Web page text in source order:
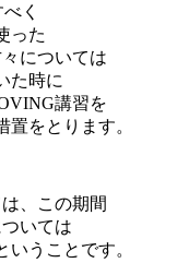
く
った
については
た時に
講習を
をとります。
、この期間
いては
うことです。